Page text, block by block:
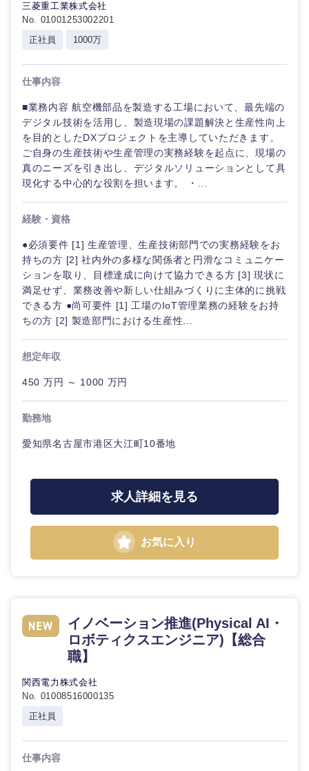
近畿地方
京都府
大阪府 兵庫県
三菱重工業株式会社
No. 01001253002201
正社員
1000万
仕事内容
■業務内容 航空機部品を製造する工場において、最先端の
デジタル技術を活用し、製造現場の課題解決と生産性向上
を目的としたDXプロジェクトを主導していただきます。
ご自身の生産技術や生産管理の実務経験を起点に、現場の
真のニーズを引き出し、デジタルソリューションとして具
現化する中心的な役割を担います。 ・...
経験・資格
●必須要件 [1] 生産管理、生産技術部門での実務経験をお
持ちの方 [2] 社内外の多様な関係者と円滑なコミュニケー
ションを取り、目標達成に向けて協力できる方 [3] 現状に
満足せず、業務改善や新しい仕組みづくりに主体的に挑戦
できる方 ●尚可要件 [1] 工場のIoT管理業務の経験をお持
ちの方 [2] 製造部門における生産性...
想定年収
450 万円 ～ 1000 万円
勤務地
愛知県名古屋市港区大江町10番地
求人詳細を見る
お気に入り
イノベーション推進(Physical AI・
ロボティクスエンジニア)【総合
職】
関西電力株式会社
No. 01008516000135
正社員
仕事内容